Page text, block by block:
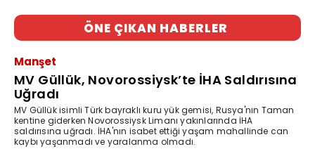
ÖNE ÇIKAN HABERLER
Manşet
MV Güllük, Novorossiysk’te İHA Saldırısına
Uğradı
MV Güllük isimli Türk bayraklı kuru yük gemisi, Rusya'nın Taman
kentine giderken Novorossiysk Limanı yakınlarında İHA
saldırısına uğradı. İHA'nın isabet ettiği yaşam mahallinde can
kaybı yaşanmadı ve yaralanma olmadı.